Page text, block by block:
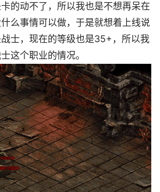
的动不了，所以我也是不想再呆在
么事情可以做，于是就想着上线说
士，现在的等级也是35+，所以我
这个职业的情况。